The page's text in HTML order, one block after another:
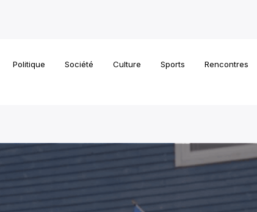
Politique Société Culture Sports Rencontres